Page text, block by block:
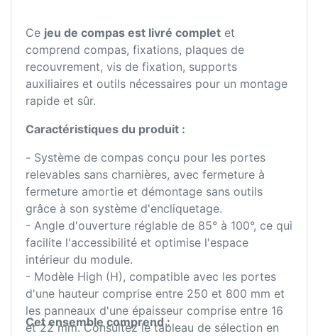
Ce jeu de compas est livré complet et
comprend compas, fixations, plaques de
recouvrement, vis de fixation, supports
auxiliaires et outils nécessaires pour un montage
rapide et sûr.
Caractéristiques du produit :
- Système de compas conçu pour les portes
relevables sans charnières, avec fermeture à
fermeture amortie et démontage sans outils
grâce à son système d'encliquetage.
- Angle d'ouverture réglable de 85° à 100°, ce qui
facilite l'accessibilité et optimise l'espace
intérieur du module.
- Modèle High (H), compatible avec les portes
d'une hauteur comprise entre 250 et 800 mm et
les panneaux d'une épaisseur comprise entre 16
et 22 mm. Consultez le tableau de sélection en
Cet ensemble comprend :